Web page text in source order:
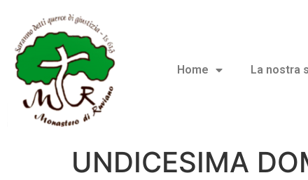
Home La nostra
UNDICESIMA